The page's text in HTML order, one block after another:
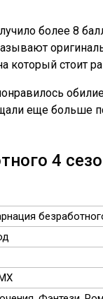
более 8
который стоит
еще больше
4